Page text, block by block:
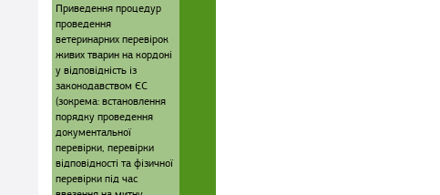
Приведення процедур
проведення
ветеринарних перевірок
живих тварин на кордоні
у відповідність із
законодавством ЄС
(зокрема: встановлення
порядку проведення
документальної
перевірки, перевірки
відповідності та фізичної
перевірки під час